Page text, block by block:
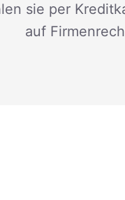
sie per
auf